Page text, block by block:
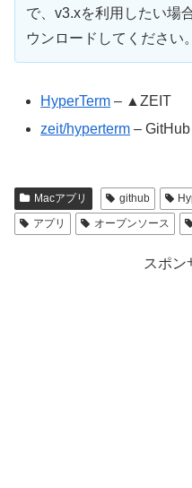
で、v3.xを利用したい場
ウンロードしてください。
HyperTerm – ▲ZEIT
zeit/hyperterm – GitHub
Macアプリ github
アプリ
オープンソース
スポン